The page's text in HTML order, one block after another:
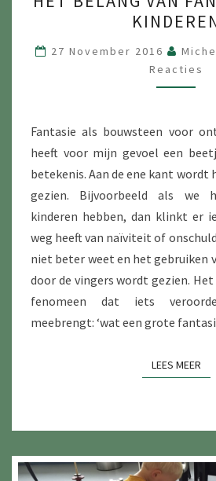
VAN
VOOR
27 November 2016
Reacties
Fantasie als bouwsteen voor
heeft voor mijn gevoel een
betekenis. Aan de ene kant
gezien. Bijvoorbeeld als we
kinderen hebben, dan klinkt er
weg heeft van naïviteit of
niet beter weet en het gebruiken
door de vingers wordt gezien.
fenomeen dat iets
meebrengt: ‘wat een grote
LEES MEER